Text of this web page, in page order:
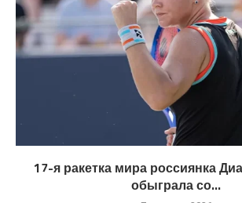
17-я ракетка мира россиянка
обыграла со...